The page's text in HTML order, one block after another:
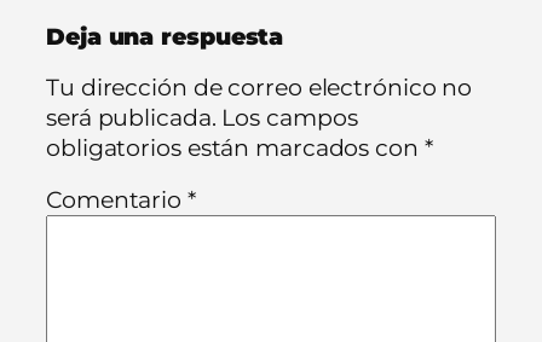
Deja una respuesta
Tu dirección de correo electrónico no
será publicada. Los campos
obligatorios están marcados con *
Comentario *